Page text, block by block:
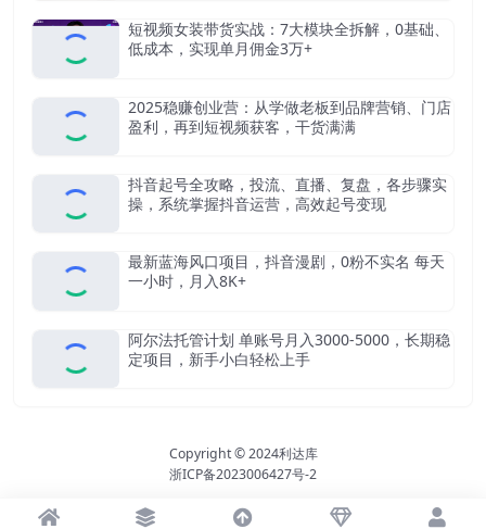
短视频女装带货实战：7大模块全拆解，0基础、
低成本，实现单月佣金3万+
2025稳赚创业营：从学做老板到品牌营销、门店
盈利，再到短视频获客，干货满满
抖音起号全攻略，投流、直播、复盘，各步骤实
操，系统掌握抖音运营，高效起号变现
最新蓝海风口项目，抖音漫剧，0粉不实名 每天
一小时，月入8K+
阿尔法托管计划 单账号月入3000-5000，长期稳
定项目，新手小白轻松上手
Copyright © 2024利达库
浙ICP备2023006427号-2